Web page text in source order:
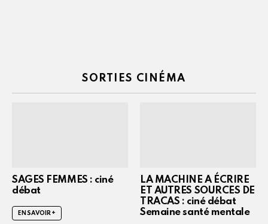
SORTIES CINÉMA
SAGES FEMMES : ciné
débat
EN SAVOIR +
LA MACHINE A ÉCRIRE
ET AUTRES SOURCES DE
TRACAS : ciné débat
Semaine santé mentale